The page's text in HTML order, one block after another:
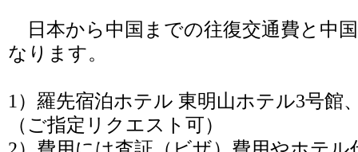
日本から中国までの往復交通費と中
なります。
1）羅先宿泊ホテル 東明山ホテル3号館
（ご指定リクエスト可）